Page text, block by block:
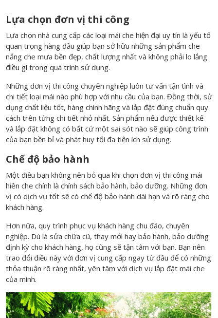
Lựa chọn đơn vị thi công
Lựa chọn nhà cung cấp các loại mái che hiện đại uy tín là yếu tố
quan trọng hàng đầu giúp bạn sở hữu những sản phẩm che
nắng che mưa bền đẹp, chất lượng nhất và không phải lo lắng
điều gì trong quá trình sử dụng.
Những đơn vị thi công chuyên nghiệp luôn tư vấn tận tình và
chi tiết loại mái nào phù hợp với nhu cầu của bạn. Đồng thời, sử
dụng chất liệu tốt, hàng chính hãng và lắp đặt đúng chuẩn quy
cách trên từng chi tiết nhỏ nhất. Sản phẩm nếu được thiết kế
và lắp đặt không có bất cứ một sai sót nào sẽ giúp công trình
của bạn bền bỉ và phát huy tối đa tiện ích sử dụng.
Chế độ bảo hành
Một điều bạn không nên bỏ qua khi chọn đơn vị thi công mái
hiên che chính là chính sách bảo hành, bảo dưỡng. Những đơn
vị có dịch vụ tốt sẽ có chế độ bảo hành dài hạn và rõ ràng cho
khách hàng.
Hơn nữa, quy trình phục vụ khách hàng chu đáo, chuyên
nghiệp. Dù là sửa chữa cũ, thay mới hay bảo hành, bảo dưỡng
định kỳ cho khách hàng, họ cũng sẽ tận tâm với bạn. Bạn nên
trao đổi điều này với đơn vị cung cấp ngay từ đầu để có những
thỏa thuận rõ ràng nhất, yên tâm với dịch vụ lắp đặt mái che
của mình.